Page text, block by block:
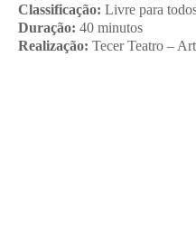
Classificação: Livre para
Duração: 40 minutos
Realização: Tecer Teatro –